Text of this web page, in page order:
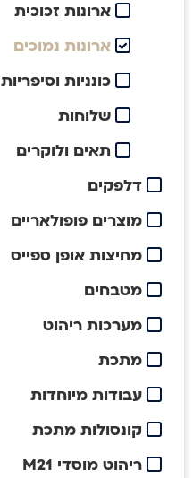
ארונות זכוכית
ארונות נמוכים
כונניות וסיפריות
שלוחות
תאים ולוקרים
דלפקים
מוצרים פופולאריים
מחיצות אופן ספייס
מטבחים
מערכות ריהוט
מתכת
עבודות מיוחדות
קונסולות מתכת
ריהוט מוסדי M21